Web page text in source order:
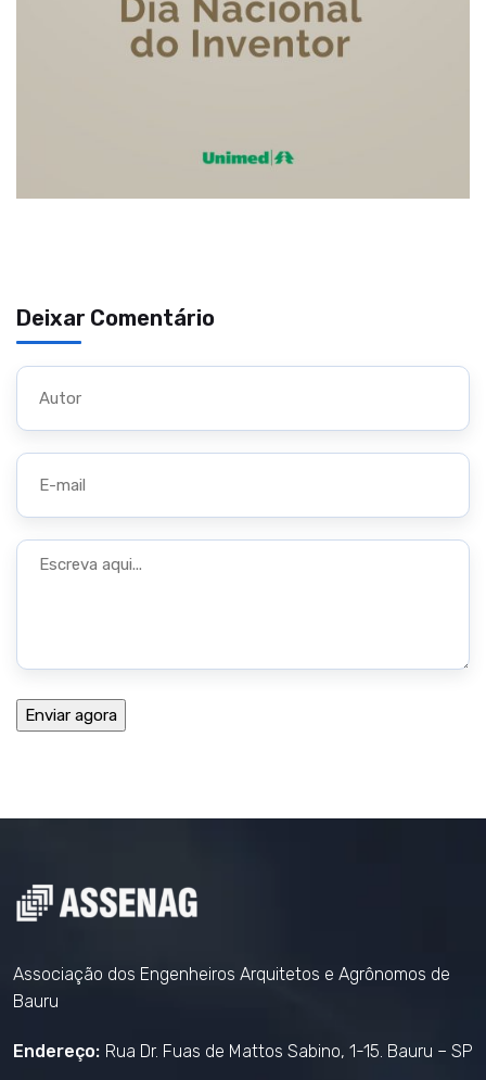
Deixar Comentário
Associação dos Engenheiros Arquitetos e Agrônomos de
Bauru
Endereço: Rua Dr. Fuas de Mattos Sabino, 1-15. Bauru – SP